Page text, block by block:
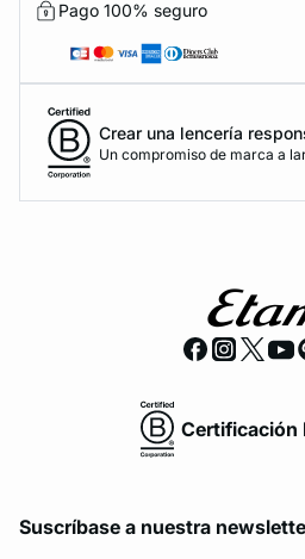
Pago 100% seguro
Crear una lencería
Un compromiso de marca a
Certificación
Suscríbase a nuestra